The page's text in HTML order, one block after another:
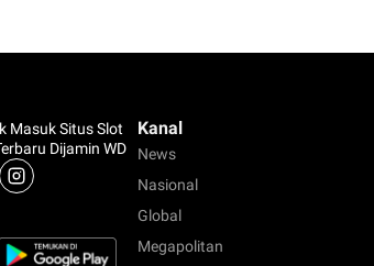
Kanal
News
Nasional
Global
Megapolitan